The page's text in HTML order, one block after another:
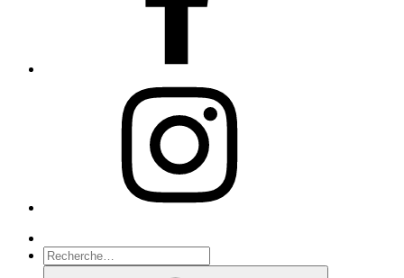
Recherche
pour